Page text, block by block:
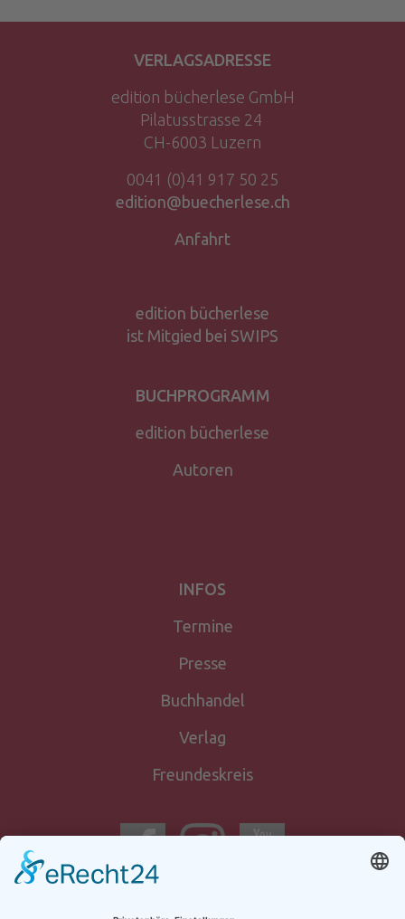
VERLAGSADRESSE
edition bücherlese GmbH
Pilatusstrasse 24
CH-6003 Luzern
0041 (0)41 917 50 25
edition@buecherlese.ch
Anfahrt
edition bücherlese
ist Mitgied bei SWIPS
BUCHPROGRAMM
edition bücherlese
Autoren
INFOS
Termine
Presse
Buchhandel
Verlag
Freundeskreis